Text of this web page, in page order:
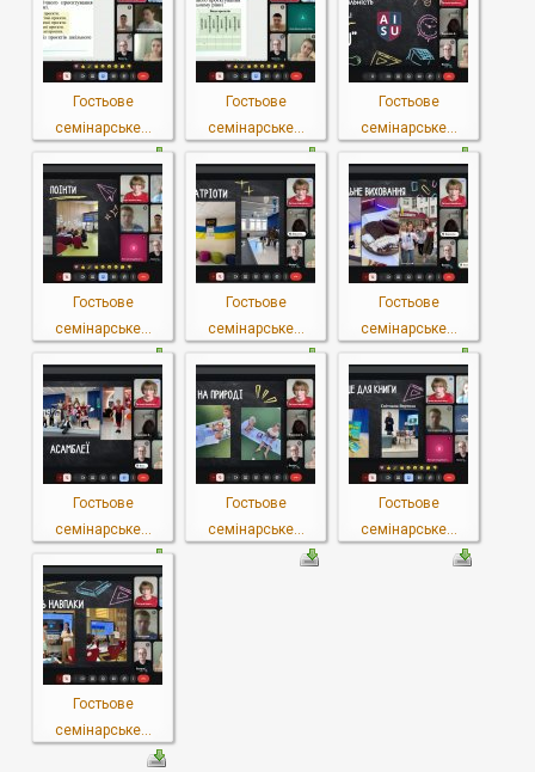
Гостьове
семінарське...
Гостьове
семінарське...
Гостьове
семінарське...
Гостьове
семінарське...
Гостьове
семінарське...
Гостьове
семінарське...
Гостьове
семінарське...
Гостьове
семінарське...
Гостьове
семінарське...
Гостьове
семінарське...